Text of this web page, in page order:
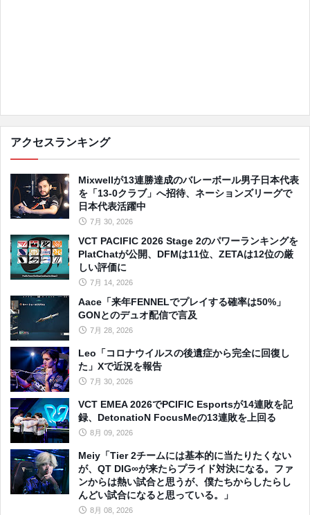
アクセスランキング
Mixwellが13連勝達成のバレーボール男子日本代表
を「13-0クラブ」へ招待、ネーションズリーグで
日本代表活躍中
7月 30, 2026
VCT PACIFIC 2026 Stage 2のパワーランキングを
PlatChatが公開、DFMは11位、ZETAは12位の厳
しい評価に
7月 14, 2026
Aace「来年FENNELでプレイする確率は50%」
GONとのデュオ配信で言及
7月 28, 2026
Leo「コロナウイルスの後遺症から完全に回復し
た」Xで近況を報告
7月 30, 2026
VCT EMEA 2026でPCIFIC Esportsが14連敗を記
録、DetonatioN FocusMeの13連敗を上回る
8月 09, 2026
Meiy「Tier 2チームには基本的に当たりたくない
が、QT DIG∞が来たらプライド対決になる。ファ
ンからは熱い試合と思うが、僕たちからしたらし
んどい試合になると思っている。」
8月 08, 2026